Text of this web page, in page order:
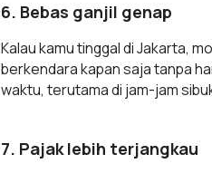
6. Bebas ganjil genap
Kalau kamu tinggal di Jakarta,
berkendara kapan saja tanpa
waktu, terutama di jam-jam
7. Pajak lebih terjangkau